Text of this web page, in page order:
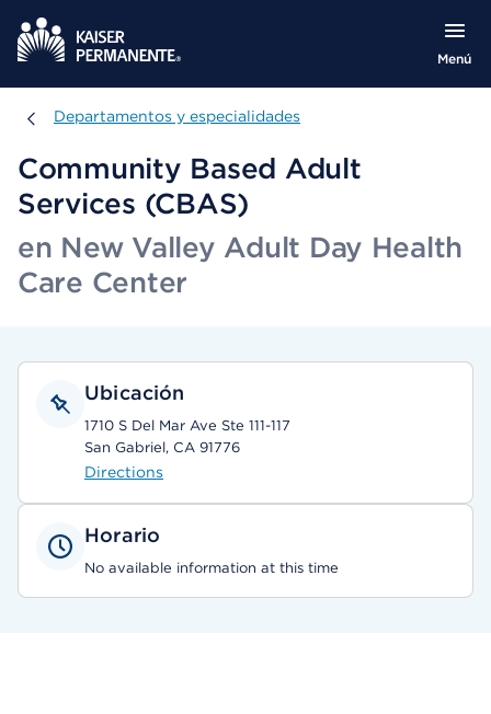
Menú
Departamentos y especialidades
Departamentos y especialidades
Community Based Adult
Services (CBAS)
en New Valley Adult Day Health
Care Center
Ubicación
1710 S Del Mar Ave Ste 111-117
San Gabriel, CA 91776
Directions
Horario
No available information at this time